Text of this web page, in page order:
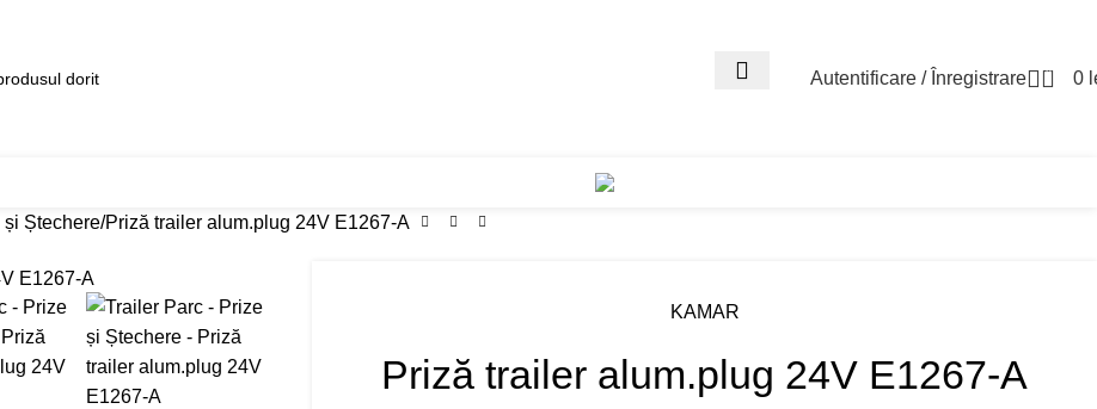
Autentificare / Înregistrare
0 0
și Ștechere Priză trailer alum.plug 24V E1267-A
KAMAR
Priză trailer alum.plug 24V E1267-A